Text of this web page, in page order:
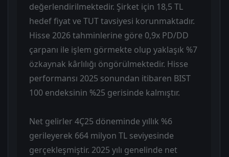
değerlendirilmektedir. Şirket için 18,5 TL
hedef fiyat ve TUT tavsiyesi korunmaktadır.
Hisse 2026 tahminlerine göre 0,9x PD/DD
çarpanı ile işlem görmekte olup yaklaşık %7
özkaynak kârlılığı öngörülmektedir. Hisse
performansı 2025 sonundan itibaren BIST
100 endeksinin %25 gerisinde kalmıştır.
Net gelirler 4Ç25 döneminde yıllık %6
gerileyerek 664 milyon TL seviyesinde
gerçekleşmiştir. 2025 yılı genelinde net